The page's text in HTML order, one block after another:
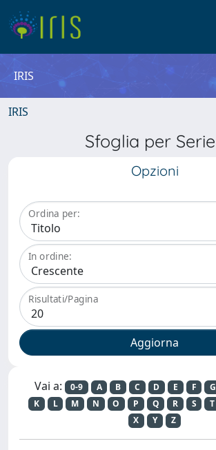
IRIS
IRIS
Sfoglia per Serie
Opzioni
Ordina per:
In ordine:
Risultati/Pagina
Vai a: 0-9 A B C D E F G
K
L M N O P Q R S T
X
Y Z